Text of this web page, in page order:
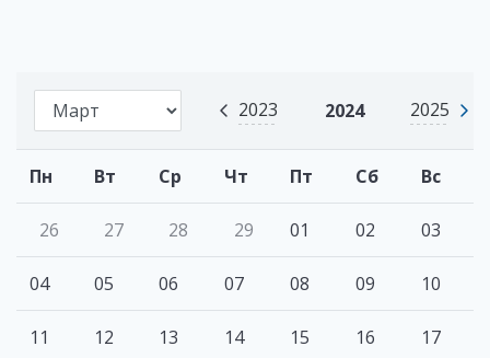
2023 2024 2025
Пн Вт Ср Чт Пт Сб Вс
26 27 28 29 01 02 03
04 05 06 07 08 09 10
11 12 13 14 15 16 17